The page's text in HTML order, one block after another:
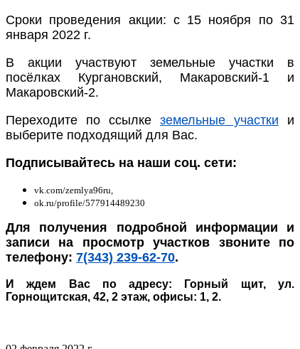
Сроки проведения акции: с 15 ноября по 31
января 2022 г.
В акции участвуют земельные участки в
посёлках Кургановский, Макаровский-1 и
Макаровский-2.
Переходите по ссылке земельные участки и
выберите подходящий для Вас.
Подписывайтесь на наши соц. сети:
vk.com/zemlya96ru,
ok.ru/profile/577914489230
Для получения подробной информации и
записи на просмотр участков звоните по
телефону: 7(343) 239-62-70.
И ждем Вас по адресу: Горный щит, ул.
Горнощитская, 42, 2 этаж, офисы: 1, 2.